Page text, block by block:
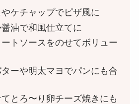
やケチャップでピザ風に
油で和風仕立てに
トソースをのせてボリュー
ーや明太マヨでパンにも合
とろ〜り卵チーズ焼きにも